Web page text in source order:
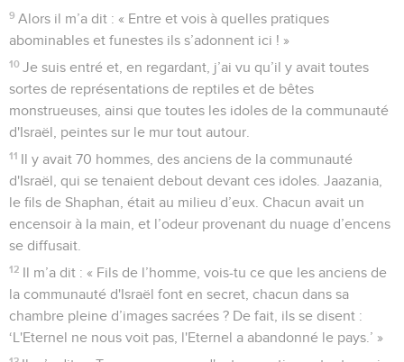
9 Alors il m’a dit : « Entre et vois à quelles pratiques
abominables et funestes ils s’adonnent ici ! »
10 Je suis entré et, en regardant, j’ai vu qu’il y avait toutes
sortes de représentations de reptiles et de bêtes
monstrueuses, ainsi que toutes les idoles de la communauté
d'Israël, peintes sur le mur tout autour.
11 Il y avait 70 hommes, des anciens de la communauté
d'Israël, qui se tenaient debout devant ces idoles. Jaazania,
le fils de Shaphan, était au milieu d’eux. Chacun avait un
encensoir à la main, et l’odeur provenant du nuage d’encens
se diffusait.
12 Il m’a dit : « Fils de l’homme, vois-tu ce que les anciens de
la communauté d'Israël font en secret, chacun dans sa
chambre pleine d’images sacrées ? De fait, ils se disent :
‘L'Eternel ne nous voit pas, l'Eternel a abandonné le pays.’ »